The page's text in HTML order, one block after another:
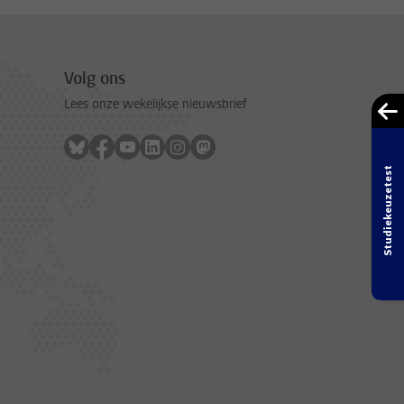
Volg ons
Lees onze wekelijkse nieuwsbrief
Volg ons op bluesky
Volg ons op facebook
Volg ons op youtube
Volg ons op linkedin
Volg ons op instagram
Volg ons op mastodon
Studiekeuzetest